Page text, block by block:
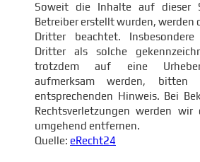
Soweit die Inhalte auf dieser
Betreiber erstellt wurden, werden
Dritter beachtet.
Dritter als solche
trotzdem auf eine
aufmerksam werden,
entsprechenden Hinweis. Bei
Rechtsverletzungen werden wir
umgehend entfernen.
Quelle: eRecht24